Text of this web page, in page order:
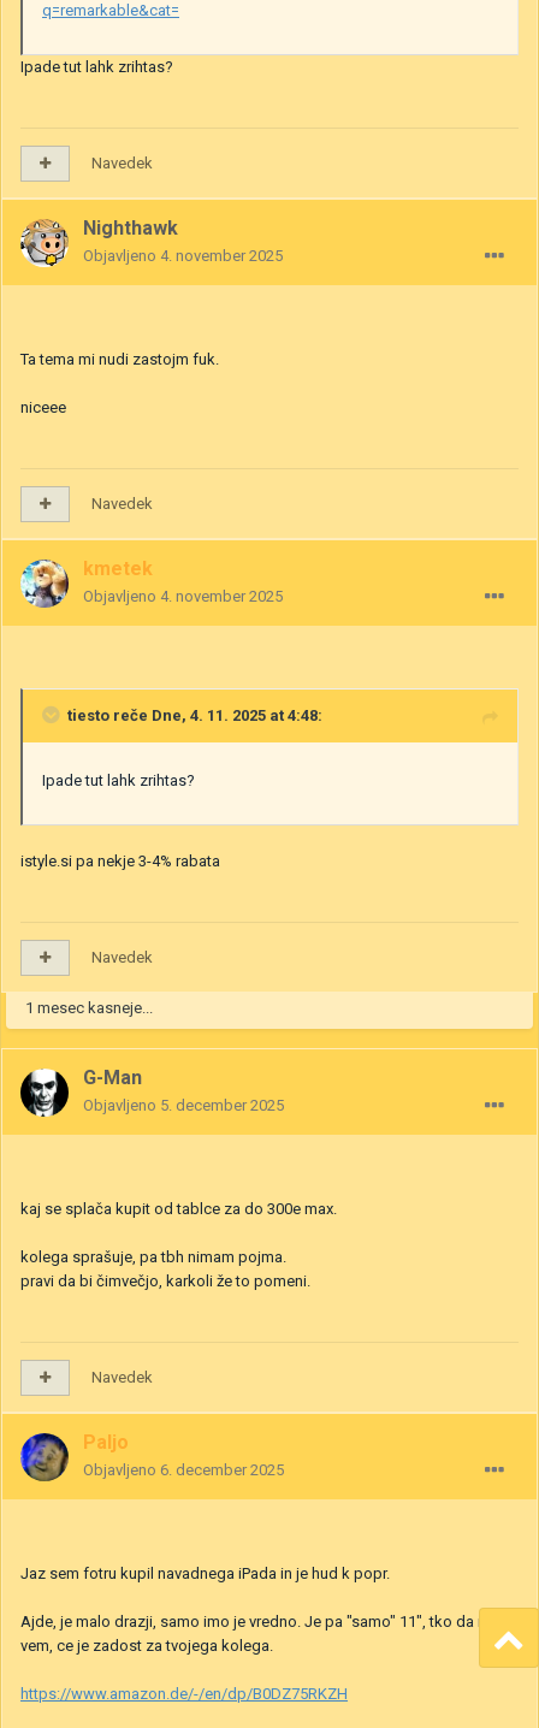
q=remarkable&cat=
Ipade tut lahk zrihtas?
Navedek
Nighthawk
Objavljeno 4. november 2025
Ta tema mi nudi zastojm fuk.
niceee
Navedek
kmetek
Objavljeno 4. november 2025
tiesto reče Dne, 4. 11. 2025 at 4:48:
Ipade tut lahk zrihtas?
istyle.si pa nekje 3-4% rabata
Navedek
1 mesec kasneje...
G-Man
Objavljeno 5. december 2025
kaj se splača kupit od tablce za do 300e max.
kolega sprašuje, pa tbh nimam pojma.
pravi da bi čimvečjo, karkoli že to pomeni.
Navedek
Paljo
Objavljeno 6. december 2025
Jaz sem fotru kupil navadnega iPada in je hud k popr.
Ajde, je malo drazji, samo imo je vredno. Je pa "samo" 11", tko da ne
vem, ce je zadost za tvojega kolega.
https://www.amazon.de/-/en/dp/B0DZ75RKZH